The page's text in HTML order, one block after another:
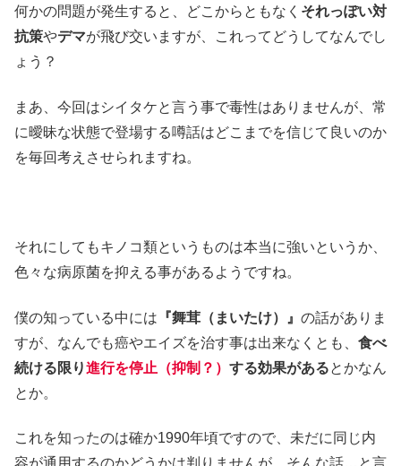
何かの問題が発生すると、どこからともなく それっぽい対
抗策やデマが飛び交いますが、これってどうしてなんでし
ょう？
まあ、今回はシイタケと言う事で毒性はありませんが、常
に曖昧な状態で登場する噂話はどこまでを信じて良いのか
を毎回考えさせられますね。
それにしてもキノコ類というものは本当に強いというか、
色々な病原菌を抑える事があるようですね。
僕の知っている中には 『舞茸（まいたけ）』 の話がありま
すが、なんでも癌やエイズを治す事は出来なくとも、 食べ
続ける限り進行を停止（抑制？） する効果があるとかなん
とか。
これを知ったのは確か1990年頃ですので、未だに同じ内